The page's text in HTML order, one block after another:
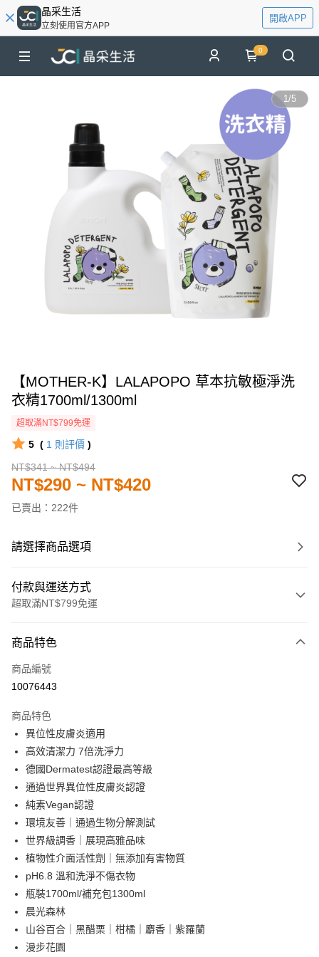
晶采生活
立刻使用官方APP
開啟APP
0
1/5
【MOTHER-K】LALAPOPO 草本抗敏極淨洗
衣精1700ml/1300ml
超取滿NT$799免運
5 ( 1 則評價 )
NT$341 ~ NT$494
NT$290 ~ NT$420
已賣出：222件
請選擇商品選項
付款與運送方式
超取滿NT$799免運
信用卡一次付款
LINE Pay
街口支付
悠遊付
全盈+PAY
AFTEE先享後付
相關說明
【關於「AFTEE先享後付」】
AFTEE先享後付是「在收到商品之後才付款」的支付方式。 讓您購物簡單
１．簡單：不需註冊會員、不需綁卡、不需儲值。
２．便利：只要手機號碼，簡訊認證，即可結帳。
３．安心：先確認商品／服務後，再付款。
【「AFTEE先享後付」結帳流程】
１．於結帳方式選擇「AFTEE先享後付」後，將跳轉至「AFTEE先享後付」
運送方式
付款後全家取貨
每筆NT$80，滿NT$799(含以上)免運費
付款後7-11取貨
每筆NT$80，滿NT$999(含以上)免運費
商品特色
商品編號
10076443
商品特色
異位性皮膚炎適用
高效清潔力 7倍洗淨力
德國Dermatest認證最高等級
通過世界異位性皮膚炎認證
純素Vegan認證
環境友善｜通過生物分解測試
世界級調香｜展現高雅品味
植物性介面活性劑｜無添加有害物質
pH6.8 溫和洗淨不傷衣物
瓶裝1700ml/補充包1300ml
晨光森林
山谷百合｜黑醋栗｜柑橘｜麝香｜紫羅蘭
漫步花園